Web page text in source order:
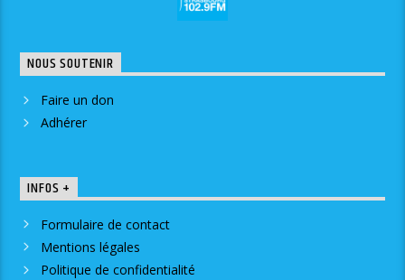
NOUS SOUTENIR
Faire un don
Adhérer
INFOS +
Formulaire de contact
Mentions légales
Politique de confidentialité